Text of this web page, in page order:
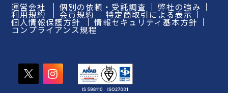
運営会社 個別の依頼・受託調査 弊社の強み
利用規約 会員規約 特定商取引による表示
個人情報保護方針 情報セキュリティ基本方針
コンプライアンス規程